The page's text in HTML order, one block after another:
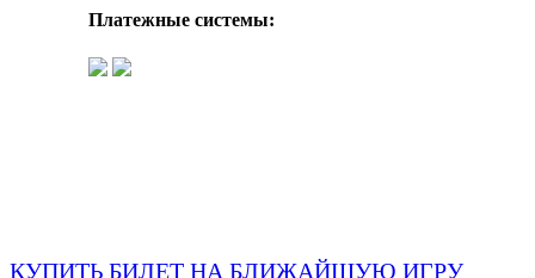
Платежные системы:
КУПИТЬ БИЛЕТ НА БЛИЖАЙШУЮ ИГРУ